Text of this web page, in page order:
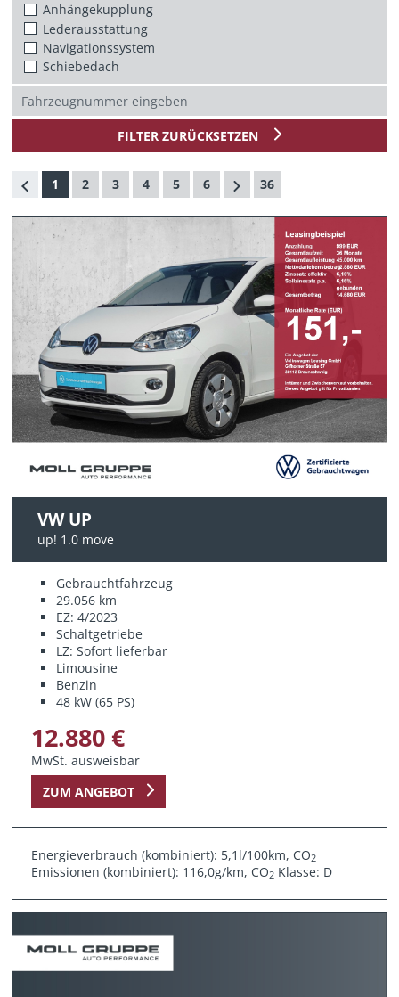
Anhängekupplung
Lederausstattung
Navigationssystem
Schiebedach
FILTER ZURÜCKSETZEN
1 2 3 4 5 6 36
VW UP
up! 1.0 move
Gebrauchtfahrzeug
29.056 km
EZ: 4/2023
Schaltgetriebe
LZ: Sofort lieferbar
Limousine
Benzin
48 kW (65 PS)
12.880 €
MwSt. ausweisbar
ZUM ANGEBOT
Energieverbrauch (kombiniert): 5,1l/100km, CO2
Emissionen (kombiniert): 116,0g/km, CO2 Klasse: D